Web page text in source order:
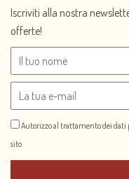
Iscriviti alla nostra
offerte!
Autorizzo al trattamento dei dati
sito